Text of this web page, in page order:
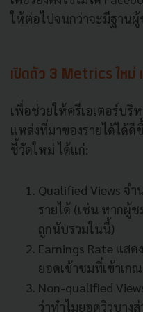
ให้ต่อไปจนกว่าจะมีฐาน
เปิดตัว 3 Metrics ใหม่ เ
เพื่อช่วยให้ครีเอเตอร์บริ
แหล่งที่มาของรายได้ได้ดี
ชี้วัดใหม่ ได้แก่:
Qualified Views จ
รายได้ (เช่น หากผู้
ถูกนับรวมในนี้)
Earnings Rate แส
ยอดเข้าชมที่เข้าเก
Non-qualified
ว่าทำไมยอดวิวบาง